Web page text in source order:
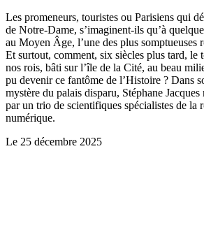
Les promeneurs, touristes ou Parisiens qui
de Notre-Dame, s’imaginent-ils qu’à
au Moyen Âge, l’une des plus somptueuses
Et surtout, comment, six siècles plus tard, le
nos rois, bâti sur l’île de la Cité, au beau
pu devenir ce fantôme de l’Histoire ? Dans
mystère du palais disparu, Stéphane Jacques
par un trio de scientifiques spécialistes de la
numérique.
Le 25 décembre 2025